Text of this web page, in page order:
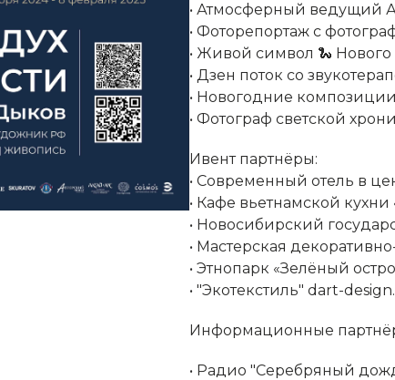
•⁠ Атмосферный ведущий
•⁠ Фоторепортаж с
•⁠ Живой символ 🐍 Нового
•⁠ ⁠⁠Дзен поток со
•⁠ Новогодние
•⁠ Фотограф светской
Ивент партнёры:
•⁠ Современный отель в
•⁠ Кафе вьетнамской
•⁠ Новосибирский
•⁠ Мастерская
•⁠ Этнопарк «Зелёный
•⁠ "Экотекстиль" dart-
Информационные
•⁠ Радио "Серебряный